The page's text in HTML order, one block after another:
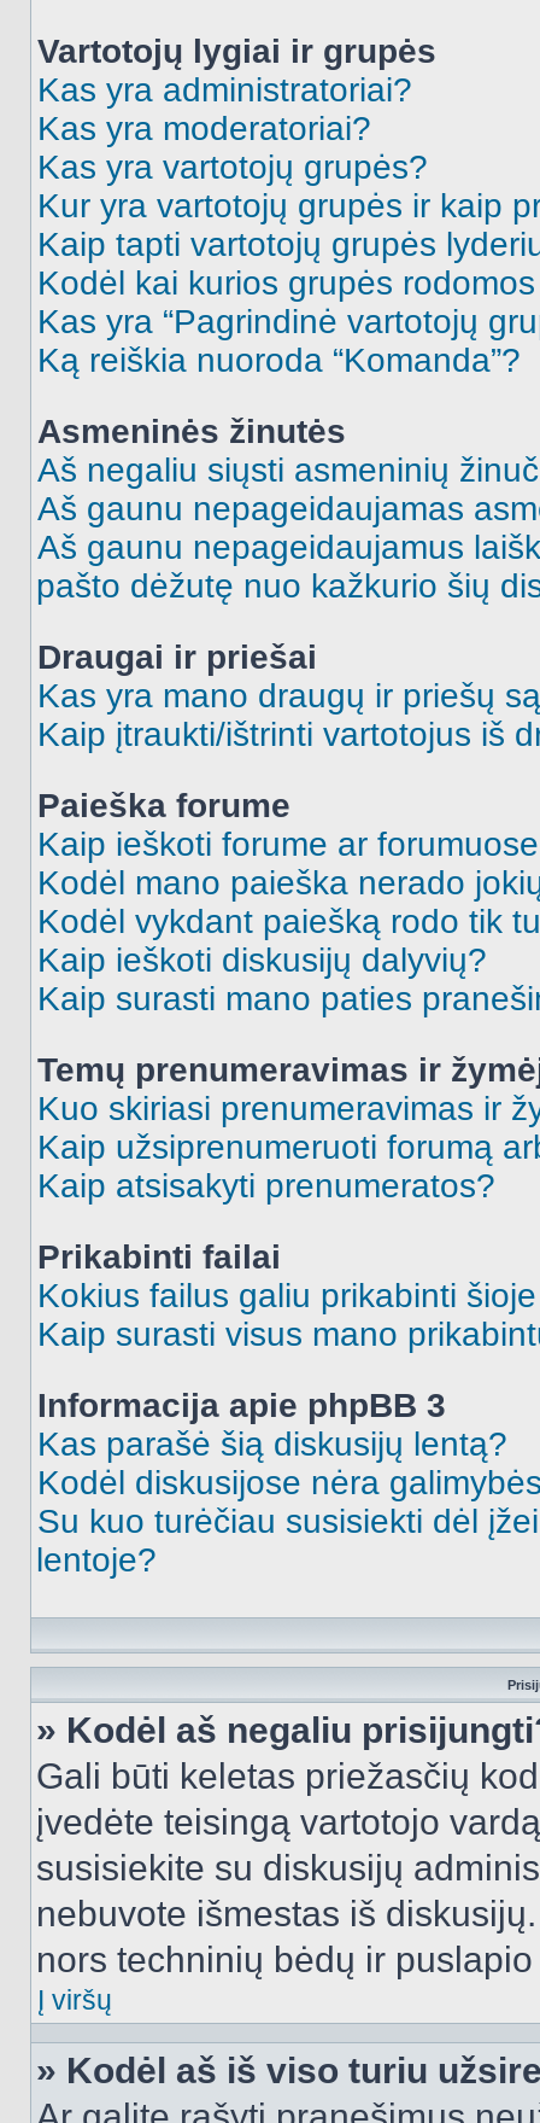
Vartotojų lygiai ir grupės
Kas yra administratoriai?
Kas yra moderatoriai?
Kas yra vartotojų grupės?
Kur yra vartotojų grupės ir kaip
Kaip tapti vartotojų grupės
Kodėl kai kurios grupės
Kas yra “Pagrindinė vartotojų
Ką reiškia nuoroda “Komanda”?
Asmeninės žinutės
Aš negaliu siųsti asmeninių
Aš gaunu nepageidaujamas
Aš gaunu nepageidaujamus
pašto dėžutę nuo kažkurio šių
Draugai ir priešai
Kas yra mano draugų ir priešų
Kaip įtraukti/ištrinti vartotojus iš
Paieška forume
Kaip ieškoti forume ar
Kodėl mano paieška nerado
Kodėl vykdant paiešką rodo tik
Kaip ieškoti diskusijų dalyvių?
Kaip surasti mano paties
Temų prenumeravimas ir
Kuo skiriasi prenumeravimas ir
Kaip užsiprenumeruoti forumą
Kaip atsisakyti prenumeratos?
Prikabinti failai
Kokius failus galiu prikabinti
Kaip surasti visus mano
Informacija apie phpBB 3
Kas parašė šią diskusijų lentą?
Kodėl diskusijose nėra
Su kuo turėčiau susisiekti dėl
lentoje?
» Kodėl aš negaliu
Gali būti keletas priežasčių
įvedėte teisingą vartotojo
susisiekite su diskusijų
nebuvote išmestas iš
nors techninių bėdų ir
Į viršų
» Kodėl aš iš viso turiu